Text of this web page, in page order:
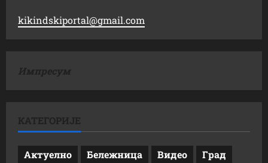
kikindskiportal@gmail.com
Импресум
КАТЕГОРИЈЕ
Актуелно Бележница Видео
Град